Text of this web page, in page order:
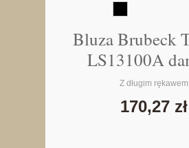
Bluza Brubeck
LS13100A
Z długim rękawem
170,27 zł